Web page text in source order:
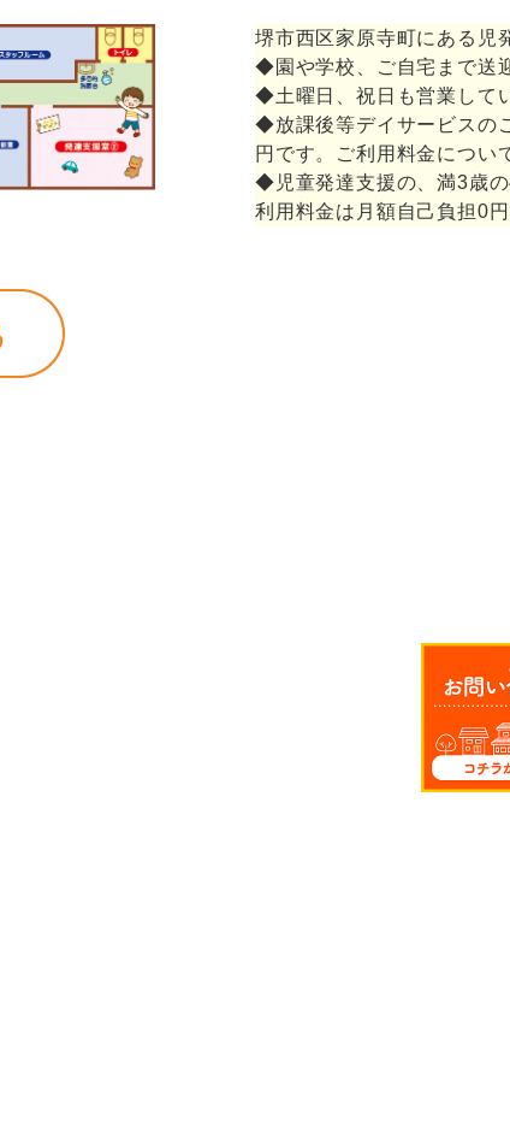
堺市西区家原寺町にある児
◆園や学校、ご自宅まで送
◆土曜日、祝日も営業して
◆放課後等デイサービスの
円です。ご利用料金につい
◆児童発達支援の、満3歳
利用料金は月額自己負担0